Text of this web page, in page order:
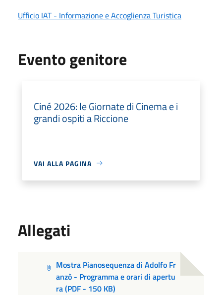
Ufficio IAT - Informazione e Accoglienza Turistica
Evento genitore
Ciné 2026: le Giornate di Cinema e i
grandi ospiti a Riccione
VAI ALLA PAGINA
Allegati
Mostra Pianosequenza di Adolfo Fr
anzò - Programma e orari di apertu
ra (PDF - 150 KB)